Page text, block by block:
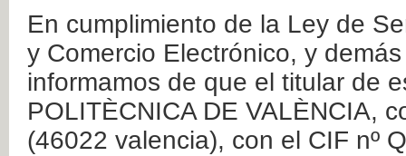
En cumplimiento de la Ley de
y Comercio Electrónico, y
informamos de que el titular de
POLITÈCNICA DE VALÈNCIA,
(46022 valencia), con el CIF nº